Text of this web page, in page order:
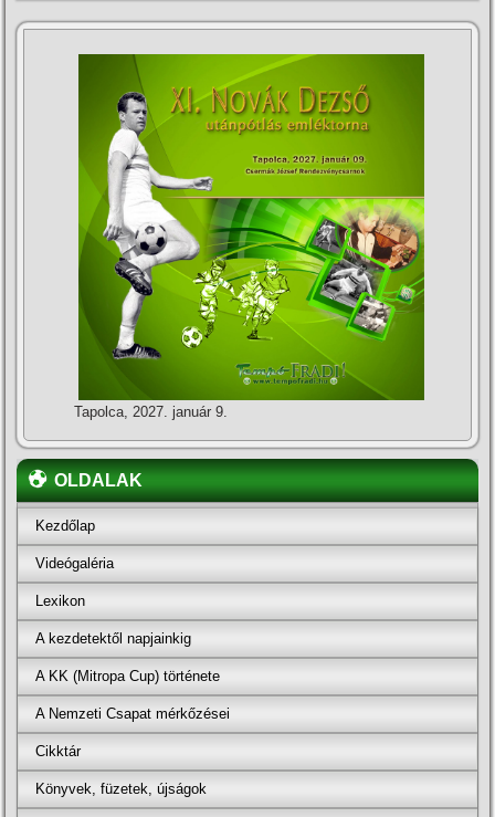
Tapolca, 2027. január 9.
OLDALAK
Kezdőlap
Videógaléria
Lexikon
A kezdetektől napjainkig
A KK (Mitropa Cup) története
A Nemzeti Csapat mérkőzései
Cikktár
Könyvek, füzetek, újságok